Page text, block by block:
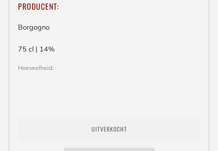
PRODUCENT:
Borgogno
75 cl | 14%
Hoeveelheid:
UITVERKOCHT